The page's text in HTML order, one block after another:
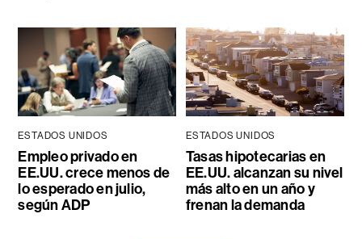
ESTADOS UNIDOS
Empleo privado en
EE.UU. crece menos de
lo esperado en julio,
según ADP
ESTADOS UNIDOS
Tasas hipotecarias en
EE.UU. alcanzan su nivel
más alto en un año y
frenan la demanda